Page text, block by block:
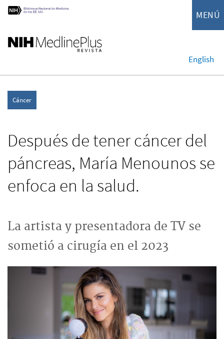
MENÚ
English
Cáncer
Después de tener cáncer del
páncreas, María Menounos se
enfoca en la salud.
La artista y presentadora de TV se
sometió a cirugía en el 2023